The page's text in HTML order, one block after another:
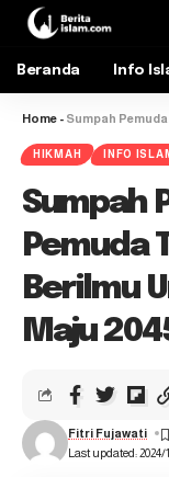
Beranda Info
Home - Sumpah Pemuda:
HIKMAH INFO
Sumpah
Pemuda
Berilmu
Maju
Last updated: 2024/
Fitri Fujawati